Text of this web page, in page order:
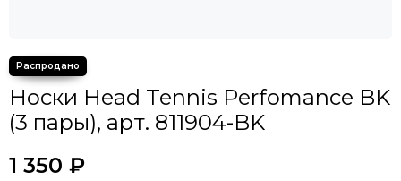
Носки Head Tennis Perfomance BK
(3 пары), арт. 811904-BK
1 350 ₽